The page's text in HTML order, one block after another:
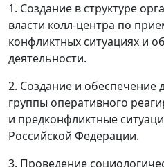
1. Создание в структуре
власти колл-центра по
конфликтных ситуациях и
деятельности.
2. Создание и обеспечение
группы оперативного
и предконфликтные
Российской Федерации.
3. Проведение